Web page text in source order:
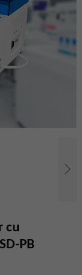
cu
PB